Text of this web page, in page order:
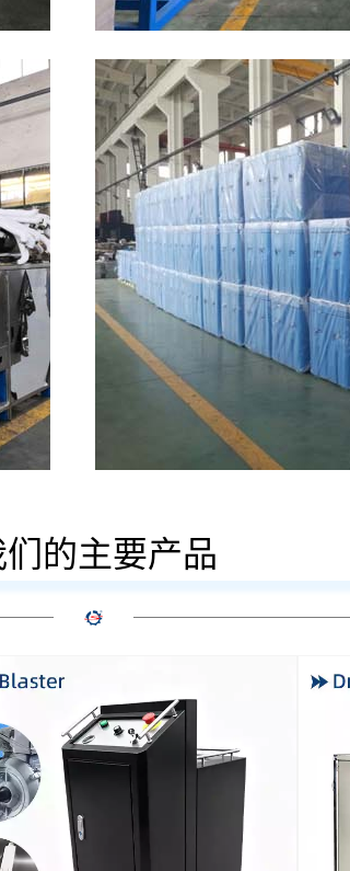
们的主要产品